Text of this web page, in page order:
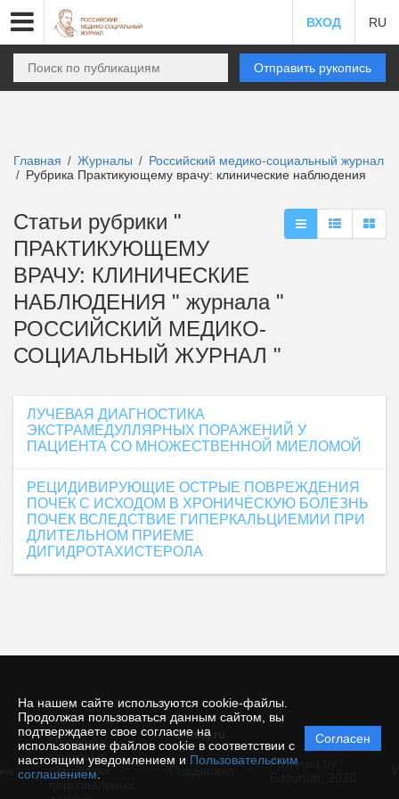
На нашем сайте используются cookie-файлы.
Продолжая пользоваться данным сайтом, вы
подтверждаете свое согласие на
использование файлов cookie в соответствии с
настоящим уведомлением и Пользовательским
соглашением
Согласен
ВХОД RU
Отправить рукопись
Главная / Журналы / Российский медико-социальный журнал
/ Рубрика Практикующему врачу: клинические наблюдения
Статьи рубрики "
ПРАКТИКУЮЩЕМУ
ВРАЧУ: КЛИНИЧЕСКИЕ
НАБЛЮДЕНИЯ " журнала "
РОССИЙСКИЙ МЕДИКО-
СОЦИАЛЬНЫЙ ЖУРНАЛ "
ЛУЧЕВАЯ ДИАГНОСТИКА
ЭКСТРАМЕДУЛЛЯРНЫХ ПОРАЖЕНИЙ У
ПАЦИЕНТА СО МНОЖЕСТВЕННОЙ МИЕЛОМОЙ
РЕЦИДИВИРУЮЩИЕ ОСТРЫЕ ПОВРЕЖДЕНИЯ
ПОЧЕК С ИСХОДОМ В ХРОНИЧЕСКУЮ БОЛЕЗНЬ
ПОЧЕК ВСЛЕДСТВИЕ ГИПЕРКАЛЬЦИЕМИИ ПРИ
ДЛИТЕЛЬНОМ ПРИЕМЕ
ДИГИДРОТАХИСТЕРОЛА
© rmsj.ru
Политика
защиты и
обработки
Powered by